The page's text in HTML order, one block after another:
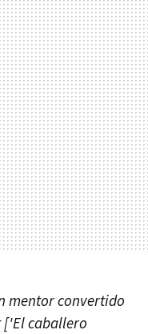
mentor convertido
['El caballero